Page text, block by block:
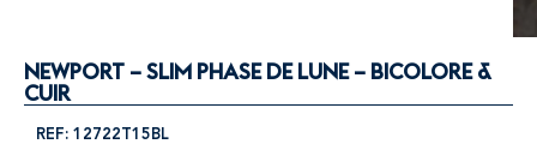
NEWPORT – SLIM PHASE DE LUNE – BICOLORE &
CUIR
REF: 12722T15BL